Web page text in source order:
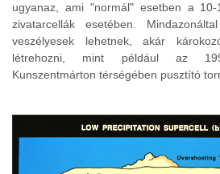
ugyanaz, ami "normál" esetben a
zivatarcellák esetében.
veszélyesek lehetnek, akár
létrehozni, mint például az
Kunszentmárton térségében pusztító